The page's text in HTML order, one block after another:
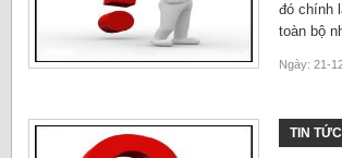
đó chính
toàn bộ
Ngày: 21-
TIN TỨC